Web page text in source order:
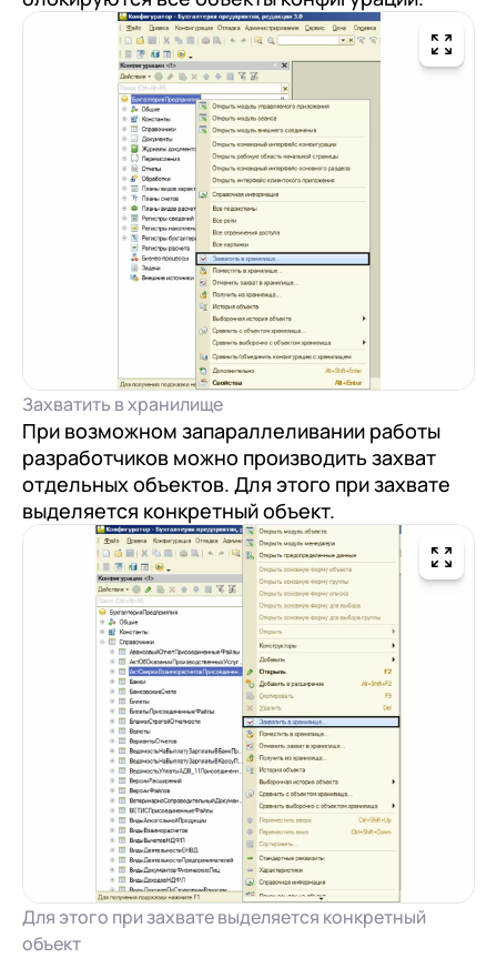
Захватить в хранилище
При возможном запараллеливании работы
разработчиков можно производить захват
отдельных объектов. Для этого при захвате
выделяется конкретный объект.
Для этого при захвате выделяется конкретный
объект